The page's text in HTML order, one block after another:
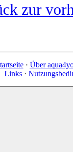
zur
· Über
Links·